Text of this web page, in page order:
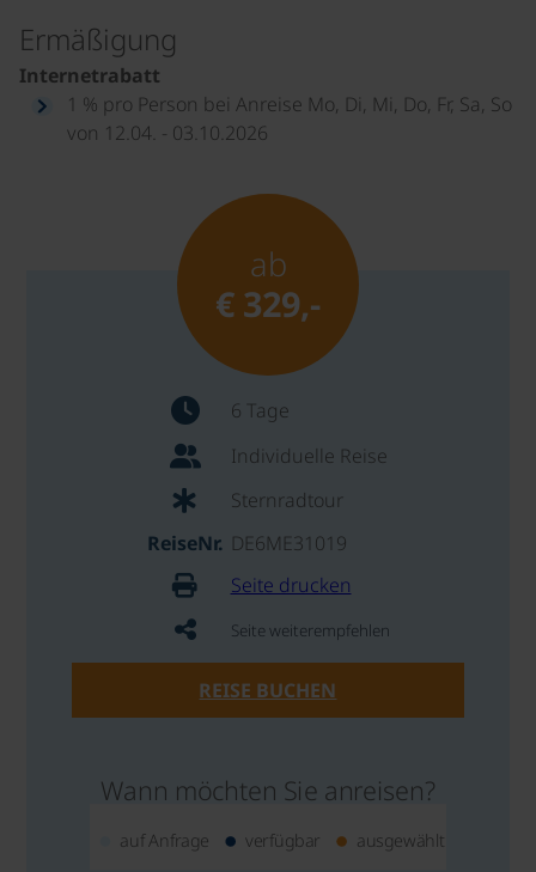
Ermäßigung
Internetrabatt
1 % pro Person bei Anreise Mo, Di, Mi, Do, Fr, Sa, So
von 12.04. - 03.10.2026
ab
€ 329,-
6 Tage
Individuelle Reise
Sternradtour
ReiseNr. DE6ME31019
Seite drucken
Seite weiterempfehlen
REISE BUCHEN
Wann möchten Sie anreisen?
auf Anfrage verfügbar ausgewählt